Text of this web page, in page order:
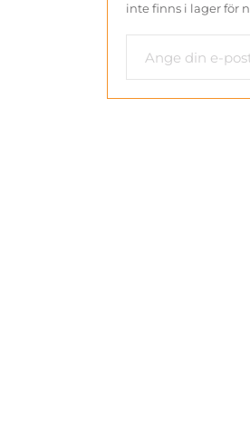
inte finns i lager för